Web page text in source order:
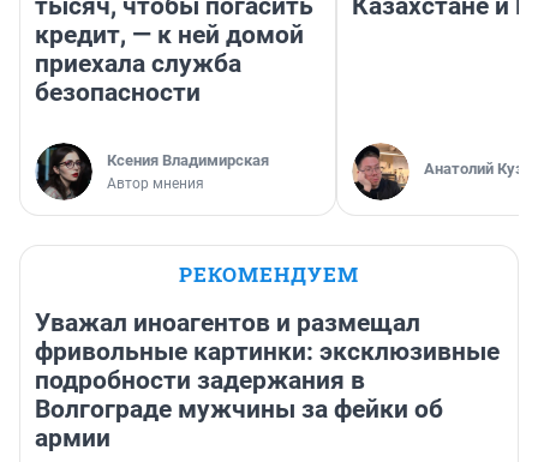
тысяч, чтобы погасить
кредит, — к ней домой
приехала служба
безопасности
Ксения Владимирская
Автор мнения
Казахстане и
Анатолий
РЕКОМЕНДУЕМ
Уважал иноагентов и размещал
фривольные картинки: эксклюзивные
подробности задержания в
Волгограде мужчины за фейки об
армии